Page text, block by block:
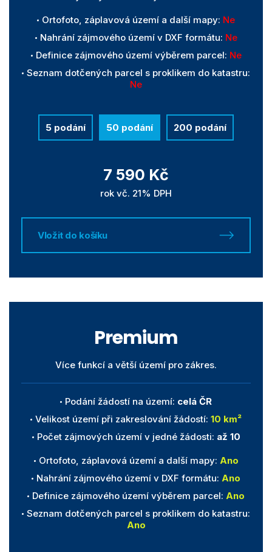
Ortofoto, záplavová území a další mapy: Ne
Nahrání zájmového území v DXF formátu: Ne
Definice zájmového území výběrem parcel: Ne
Seznam dotčených parcel s proklikem do katastru:
Ne
5 podání 50 podání 200 podání
7 590 Kč
rok vč. 21% DPH
Vložit do košíku
Premium
Více funkcí a větší území pro zákres.
Podání žádostí na území: celá ČR
Velikost území při zakreslování žádostí: 10 km²
Počet zájmových území v jedné žádosti: až 10
Ortofoto, záplavová území a další mapy: Ano
Nahrání zájmového území v DXF formátu: Ano
Definice zájmového území výběrem parcel: Ano
Seznam dotčených parcel s proklikem do katastru:
Ano